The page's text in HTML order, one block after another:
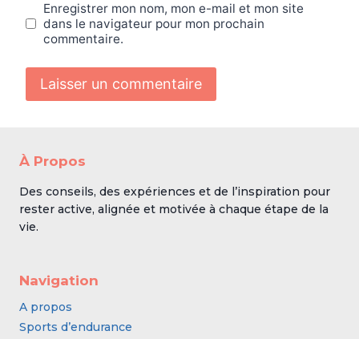
Enregistrer mon nom, mon e-mail et mon site
dans le navigateur pour mon prochain
commentaire.
À Propos
Des conseils, des expériences et de l’inspiration pour
rester active, alignée et motivée à chaque étape de la
vie.
Navigation
A propos
Sports d’endurance